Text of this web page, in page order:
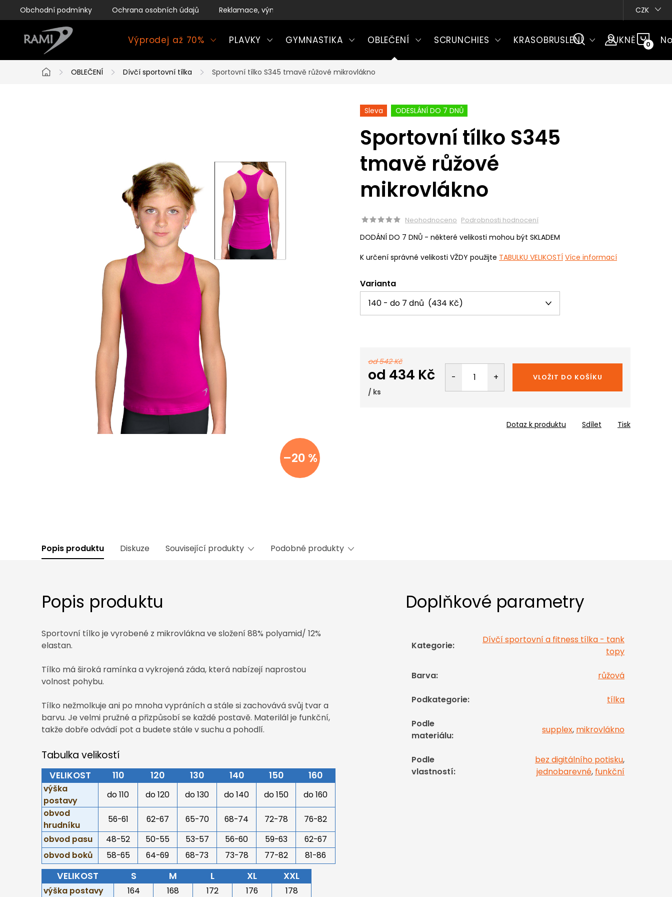
na
Obchodní podmínky Ochrana osobních údajů Reklamace, výměny a vrácení zboží CZK
Výprodej až 70% PLAVKY GYMNASTIKA OBLEČENÍ SCRUNCHIES KRASOBRUSLENÍ SUKNĚ
Domů
OBLEČENÍ Dívčí sportovní tílka Sportovní tílko S345 tmavě růžové mikrovlákno
–20 %
Sleva ODESLÁNÍ DO 7 DNŮ
Sportovní tílko S345
tmavě růžové
mikrovlákno
Neohodnoceno Podrobnosti hodnocení
DODÁNÍ DO 7 DNŮ - některé velikosti mohou být SKLADEM
K určení správné velikosti VŽDY použijte TABULKU VELIKOSTÍ Více informací
Varianta
od 542 Kč
od 434 Kč
/ ks
VLOŽIT DO KOŠÍKU
Tisk
Dotaz k produktu Sdílet
Popis produktu Diskuze Související produkty Podobné produkty
Popis produktu
Sportovní tílko je vyrobené z mikrovlákna ve složení 88% polyamid/ 12%
elastan.
Tílko má široká ramínka a vykrojená záda, která nabízejí naprostou
volnost pohybu.
Tílko nežmolkuje ani po mnoha vypráních a stále si zachovává svůj tvar a
barvu. Je velmi pružné a přizpůsobí se každé postavě. Materilál je funkční,
takže dobře odvádí pot a budete stále v suchu a pohodlí.
Tabulka velikostí
VELIKOST 110 120 130 140 150 160
výška
postavy
do 110 do 120 do 130 do 140 do 150
do 160
obvod
hrudníku
56-61 62-67 65-70 68-74 72-78
76-82
obvod pasu
48-52 50-55 53-57 56-60 59-63
62-67
obvod boků
58-65 64-69 68-73 73-78 77-82 81-86
VELIKOST S M L XL XXL
výška postavy 164 168 172 176
178
Doplňkové parametry
Kategorie:
Dívčí sportovní a fitness tílka - tank
topy
Barva: růžová
Podkategorie: tílka
Podle
materiálu:
supplex, mikrovlákno
Podle
vlastností:
bez digitálního potisku,
jednobarevné, funkční